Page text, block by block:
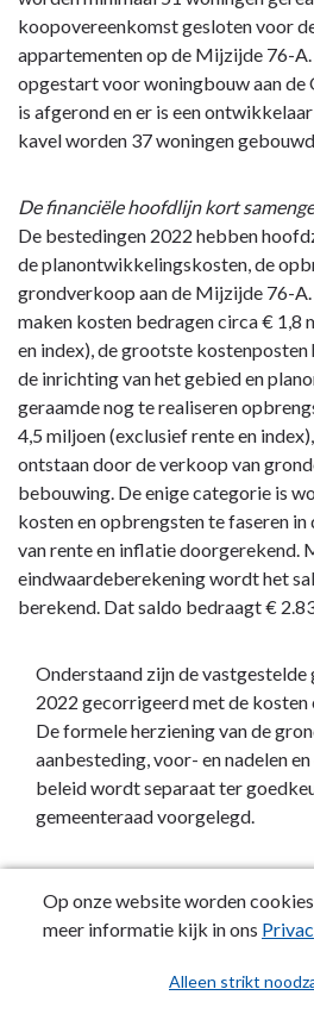
koopovereenkomst gesloten voor
appartementen op de Mijzijde 76-
opgestart voor woningbouw aan de
is afgerond en er is een
kavel worden 37 woningen
De financiële hoofdlijn kort
De bestedingen 2022 hebben
de planontwikkelingskosten, de
grondverkoop aan de Mijzijde 76-
maken kosten bedragen circa € 1,8
en index), de grootste
de inrichting van het gebied en
geraamde nog te realiseren
4,5 miljoen (exclusief rente en
ontstaan door de verkoop van
bebouwing. De enige categorie is
kosten en opbrengsten te faseren
van rente en inflatie doorgerekend.
eindwaardeberekening wordt het
berekend. Dat saldo bedraagt €
Onderstaand zijn de
2022 gecorrigeerd met de kosten
De formele herziening van de
aanbesteding, voor- en nadelen
beleid wordt separaat ter
gemeenteraad voorgelegd.
exploitatie
genomen
Boekwaarde
Op onze website worden
meer informatie kijk in ons
Alleen strikt